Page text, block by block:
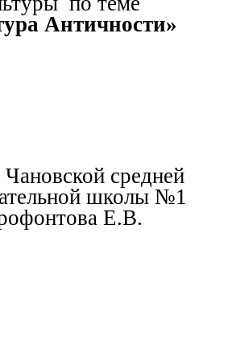
Античности»
Чановской средней
школы №1
Е.В.